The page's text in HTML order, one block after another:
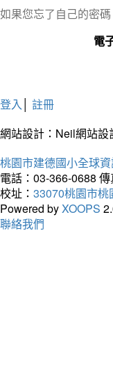
如果您忘了自己的密
電
登入
註冊
網站設計：Neil網站設
桃園市建德國小全球
電話：03-366-0688
校址： 33070桃園市
Powered byXOOPS
聯絡我們